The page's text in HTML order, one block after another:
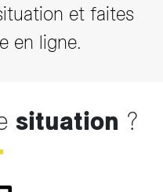
et faites
en ligne.
situation ?